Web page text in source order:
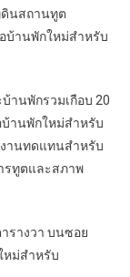
ดินสถานทูต
บ้านพักใหม่สำหรับ
านพักรวมเกือบ 20
บ้านพักใหม่สำหรับ
านทดแทนสำหรับ
รทูตและสภาพ
รางวา บนซอย
หม่สำหรับ